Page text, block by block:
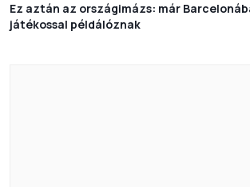
Ez aztán az országimázs: már
játékossal példálóznak